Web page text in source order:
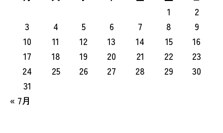
1
2
3
4 5 6 7 8
9
10
11 12 13 14 15
16
17
18 19 20 21 22
23
24
25 26 27 28 29
30
31
« 7月